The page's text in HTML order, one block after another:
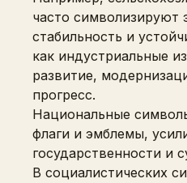
часто символизируют
стабильность и
как индустриальные
развитие,
прогресс.
Национальные
флаги и эмблемы,
государственности и
В социалистических